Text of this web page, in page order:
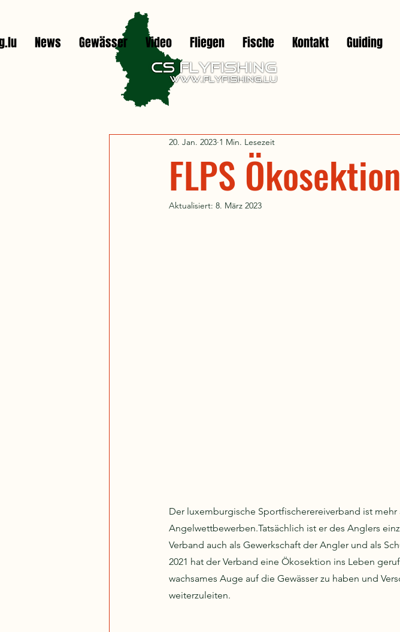
News Gewässer Video Fliegen Fische Kontakt Guiding
FLPS Ökosektion
20. Jan. 2023 1 Min. Lesezeit
Aktualisiert: 8. März 2023
Der luxemburgische Sportfischerereiverband ist
Angelwettbewerben.Tatsächlich ist er des Anglers
Verband auch als Gewerkschaft der Angler und als
2021 hat der Verband eine Ökosektion ins Leben
wachsames Auge auf die Gewässer zu haben und
weiterzuleiten.